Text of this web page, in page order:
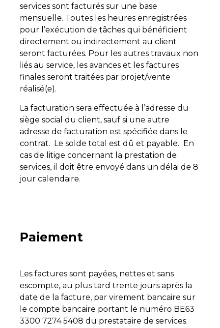
services sont facturés sur une base
mensuelle. Toutes les heures enregistrées
pour l’exécution de tâches qui bénéficient
directement ou indirectement au client
seront facturées. Pour les autres travaux non
liés au service, les avances et les factures
finales seront traitées par projet/vente
réalisé(e).
La facturation sera effectuée à l’adresse du
siège social du client, sauf si une autre
adresse de facturation est spécifiée dans le
contrat. Le solde total est dû et payable. En
cas de litige concernant la prestation de
services, il doit être envoyé dans un délai de 8
jour calendaire.
Paiement
Les factures sont payées, nettes et sans
escompte, au plus tard trente jours après la
date de la facture, par virement bancaire sur
le compte bancaire portant le numéro BE63
3300 7274 5408 du prestataire de services.